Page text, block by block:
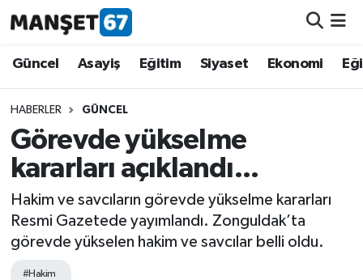
Güncel Asayiş Eğitim Siyaset Ekonomi
HABERLER GÜNCEL
Görevde yükselme
kararları açıklandı...
Hakim ve savcıların görevde yükselme kararları
Resmi Gazetede yayımlandı. Zonguldak’ta
görevde yükselen hakim ve savcılar belli oldu.
#Hakim
Güncel
Asayiş
Siyaset
Eğitim
Ekonomi